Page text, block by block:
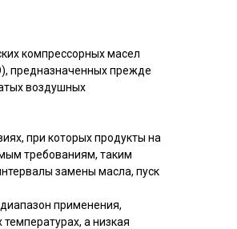
компрессорных масел
предназначенных прежде
воздушных
при которых продукты на
требованиям, таким
замены масла, пуск
применения,
а низкая